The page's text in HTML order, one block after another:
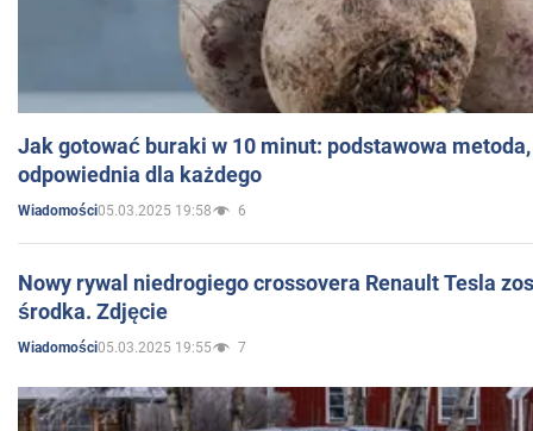
Jak gotować buraki w 10 minut: podstawowa
odpowiednia dla każdego
Wiadomości05.03.2025 19:58 6
Nowy rywal niedrogiego crossovera Renault Tesla
środka. Zdjęcie
Wiadomości05.03.2025 19:55 7